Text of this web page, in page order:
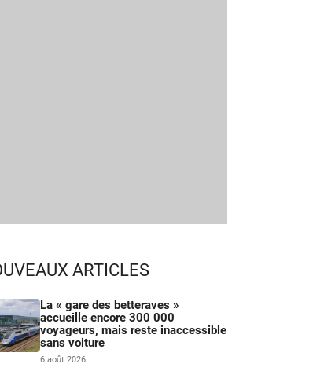
ARTICLES
La « gare des betteraves »
accueille encore 300 000
voyageurs, mais reste inaccessible
sans voiture
6 août 2026